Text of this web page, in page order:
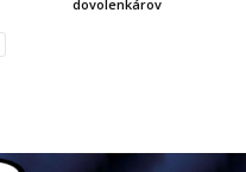
dovolenkárov